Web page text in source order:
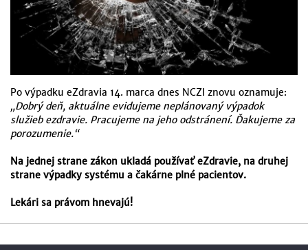
Po výpadku eZdravia 14. marca dnes NCZI znovu oznamuje:
„Dobrý deň, aktuálne evidujeme neplánovaný výpadok
služieb ezdravie. Pracujeme na jeho odstránení. Ďakujeme za
porozumenie.“
Na jednej strane zákon ukladá používať eZdravie, na druhej
strane výpadky systému a čakárne plné pacientov.
Lekári sa právom hnevajú!